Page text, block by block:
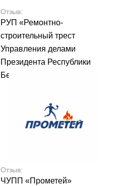
Отзыв:
РУП «Ремонтно-
строительный трест
Управления делами
Президента Республики
Беларусь»
Отзыв:
ЧУПП «Прометей»